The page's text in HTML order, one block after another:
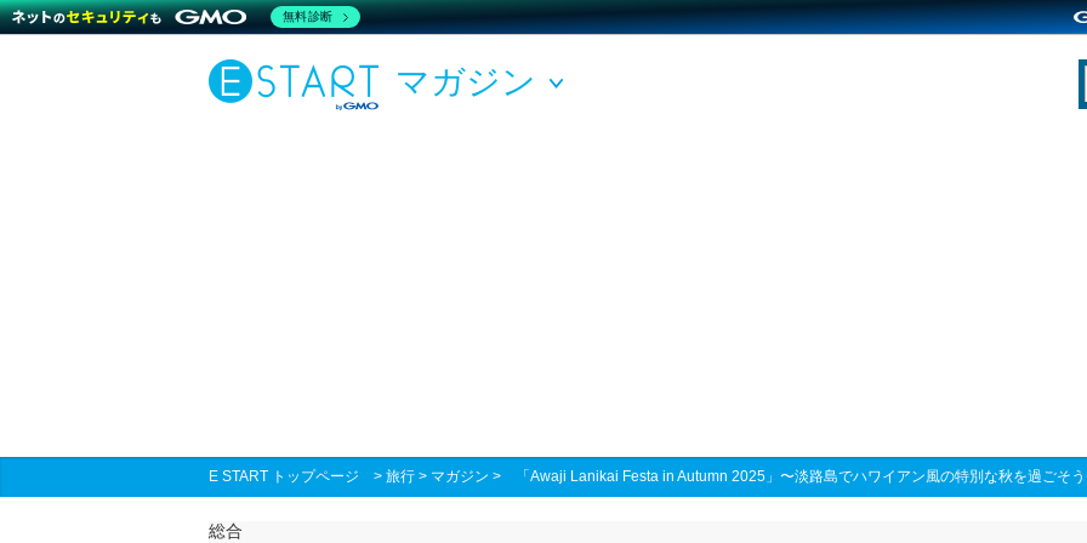
マガジン
E START トップページ > 旅行 > マガジン > 「Awaji Lanikai Festa in Autumn 2025」〜淡路島でハワイアン風の特別な秋を過ごそ
総合
無料診断